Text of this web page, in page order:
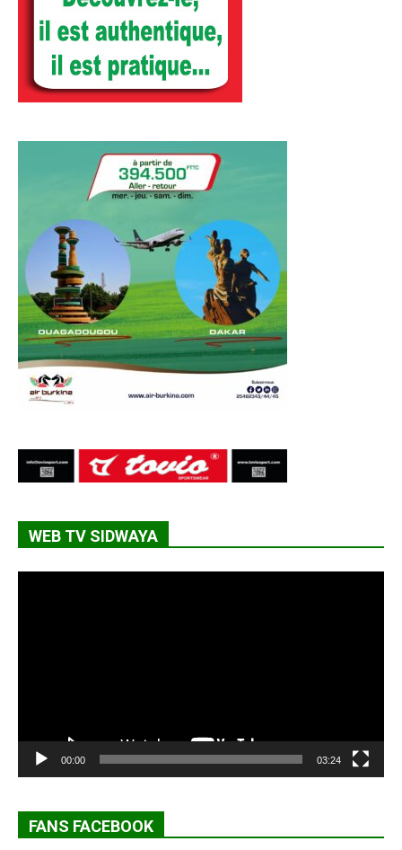
WEB TV SIDWAYA
00:00 03:24
FANS FACEBOOK